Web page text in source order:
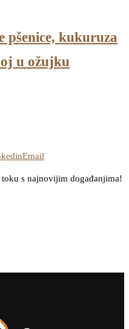
pšenice, kukuruza
u ožujku
Email
toku s najnovijim događanjima!